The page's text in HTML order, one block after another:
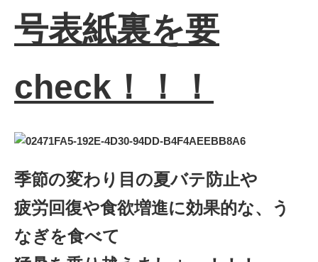
号表紙裏を要
check！！！
季節の変わり目の夏バテ防止や
疲労回復や食欲増進に効果的な、う
なぎを食べて